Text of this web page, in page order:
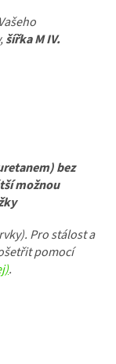
šířka M IV.
bez
možnou
Pro stálost a
pomocí
.